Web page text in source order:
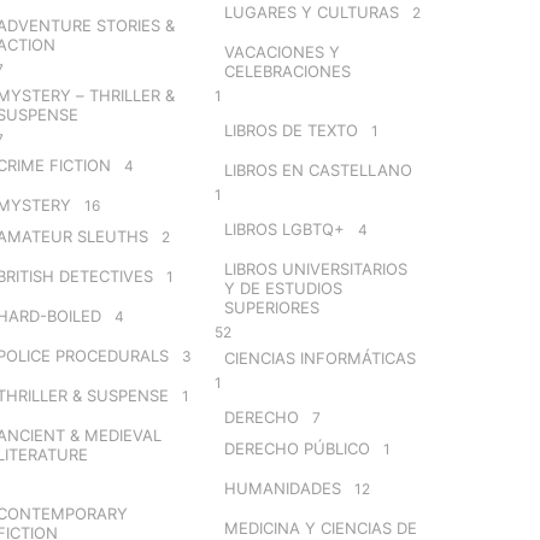
STORIES &
– THRILLER &
FICTION 4
16
SLEUTHS 2
DETECTIVES 1
BOILED 4
PROCEDURALS 3
& SUSPENSE 1
& MEDIEVAL
LUGARES Y CULTURAS 2
VACACIONES Y
CELEBRACIONES
1
LIBROS DE TEXTO 1
LIBROS EN CASTELLANO
1
LIBROS LGBTQ+ 4
LIBROS UNIVERSITARIOS
Y DE ESTUDIOS
SUPERIORES
52
CIENCIAS INFORMÁTICAS
1
DERECHO 7
DERECHO PÚBLICO 1
HUMANIDADES 12
MEDICINA Y CIENCIAS DE